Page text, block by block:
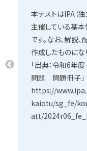
本テストはIPA（
主催している基
です。なお、解説
作成したものにな
「出典：令和6
問題 問題冊子」
https://
kaiotu/sg_fe/
att/